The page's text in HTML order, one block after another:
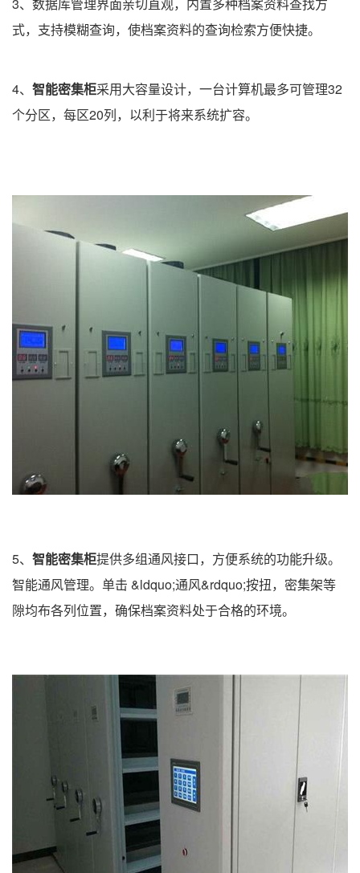
式，支持模糊查询，使档案资料的查询检索方便快捷。
4、 智能密集柜采用大容量设计，一台计算机最多可管理32
个分区，每区20列，以利于将来系统扩容。
5、 智能密集柜提供多组通风接口，方便系统的功能升级。
智能通风管理。单击 &ldquo;通风&rdquo;按扭，密集架等
隙均布各列位置，确保档案资料处于合格的环境。